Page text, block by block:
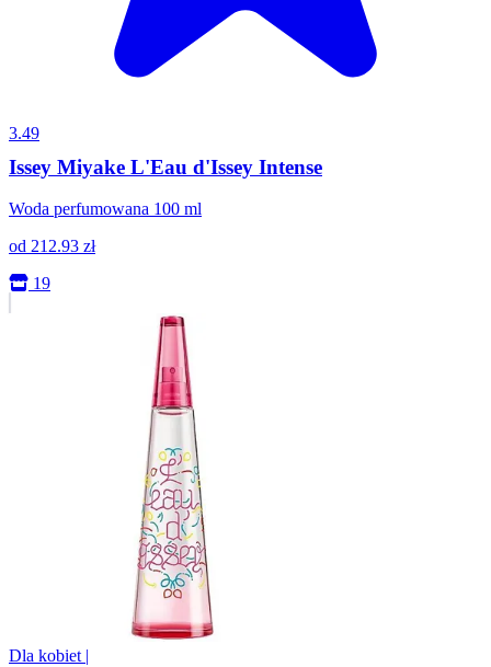
3.49
Issey Miyake L'Eau d'Issey Intense
Woda perfumowana 100 ml
od 212.93 zł
19
Dla kobiet |